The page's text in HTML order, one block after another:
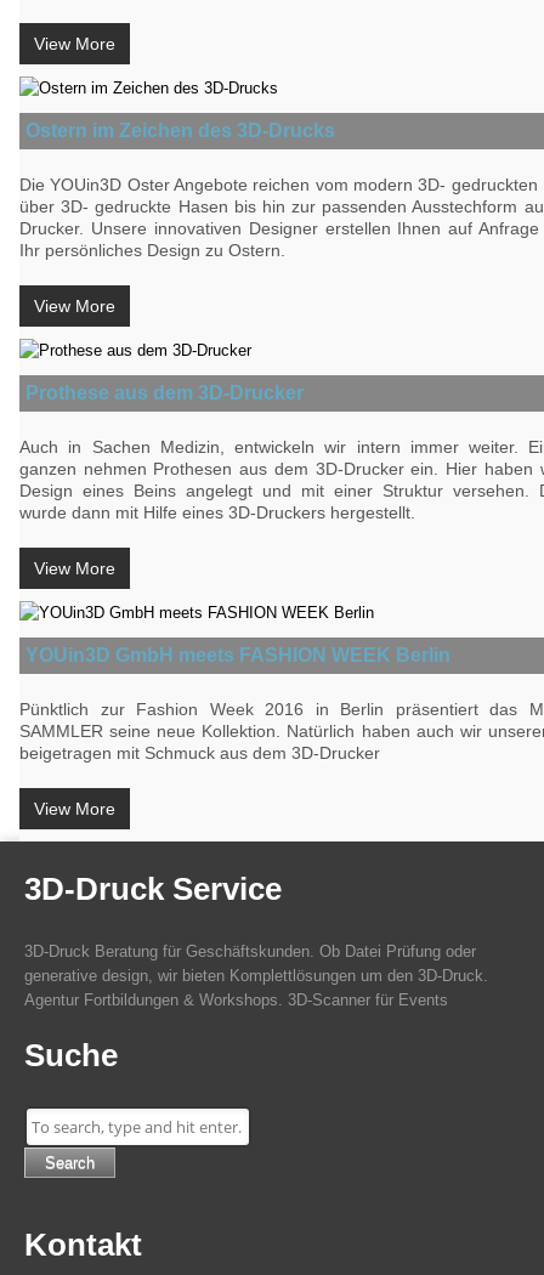
View More
Ostern im Zeichen des 3D-Drucks
Die YOUin3D Oster Angebote reichen vom modern 3D- gedruckten
über 3D- gedruckte Hasen bis hin zur passenden Ausstechform
Drucker. Unsere innovativen Designer erstellen Ihnen auf
Ihr persönliches Design zu Ostern.
View More
Prothese aus dem 3D-Drucker
Auch in Sachen Medizin, entwickeln wir intern immer weiter.
ganzen nehmen Prothesen aus dem 3D-Drucker ein. Hier haben
Design eines Beins angelegt und mit einer Struktur versehen.
wurde dann mit Hilfe eines 3D-Druckers hergestellt.
View More
YOUin3D GmbH meets FASHION WEEK Berlin
Pünktlich zur Fashion Week 2016 in Berlin präsentiert das
SAMMLER seine neue Kollektion. Natürlich haben auch wir
beigetragen mit Schmuck aus dem 3D-Drucker
View More
3D-Druck Service
3D-Druck Beratung für Geschäftskunden. Ob Datei Prüfung oder
generative design, wir bieten Komplettlösungen um den 3D-Druck.
Agentur Fortbildungen & Workshops. 3D-Scanner für Events
Suche
Search
Kontakt